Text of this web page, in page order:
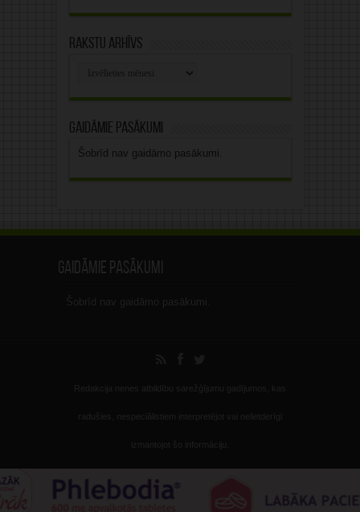
Rakstu arhīvs
Gaidāmie pasākumi
Šobrīd nav gaidāmo pasākumi.
Gaidāmie pasākumi
Šobrīd nav gaidāmo pasākumi.
Redakcija nenes atbildību sarežģījumu gadījumos, kas